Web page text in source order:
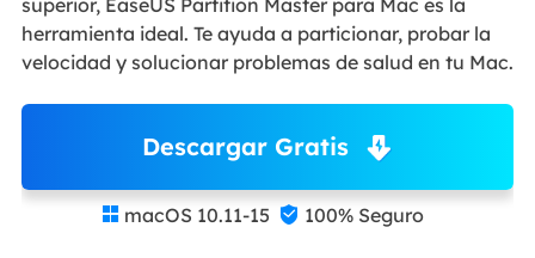
superior, EaseUS Partition Master para Mac es la
herramienta ideal. Te ayuda a particionar, probar la
velocidad y solucionar problemas de salud en tu Mac.
Descargar Gratis
 macOS 10.11-15  100% Seguro